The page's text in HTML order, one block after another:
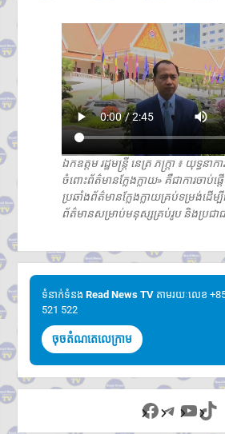
ឯកឧត្តម រដ្ឋមន្ត្រី នេត្រ ភក្រ្តា ៖ យុទ្ធនា
ចំពោះព័ត៌មានក្លែងក្លាយ» គឺជាការចាប់ផ្ត
ប្រឆាំងព័ត៌មានក្លែងក្លាយគ្រប់ទម្រង់ដើ
ព័ត៌មានសម្រាប់មនុស្សគ្រប់រូប និងប្រជាជ
ទំនាក់ទំនង​​ Read News TV តាមរយៈលេខ
521 522
ចុចតំណតេលេក្រាម
Facebook